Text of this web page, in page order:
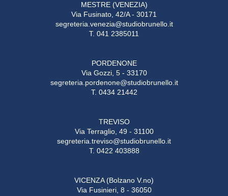
MESTRE (VENEZIA)
Via Fusinato, 42/A - 30171
segreteria.venezia@studiobrunello.it
T. 041 2385011
PORDENONE
Via Gozzi, 5 - 33170
segreteria.pordenone@studiobrunello.it
T. 0434 21442
TREVISO
Via Terraglio, 49 - 31100
segreteria.treviso@studiobrunello.it
T. 0422 403888
VICENZA (Bolzano V.no)
Via Fusinieri, 8 - 36050